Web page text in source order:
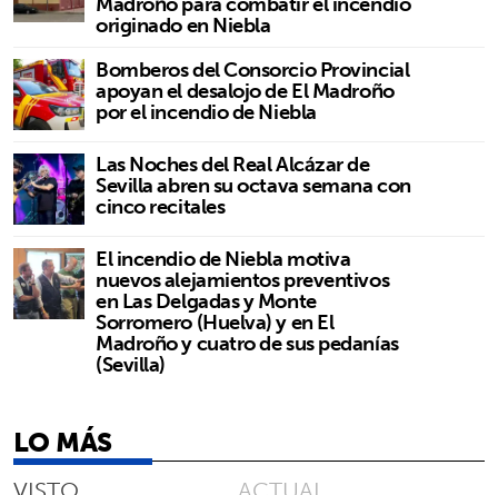
originado en Niebla
Bomberos del Consorcio Provincial
apoyan el desalojo de El Madroño
por el incendio de Niebla
Las Noches del Real Alcázar de
Sevilla abren su octava semana con
cinco recitales
El incendio de Niebla motiva
nuevos alejamientos preventivos
en Las Delgadas y Monte
Sorromero (Huelva) y en El
Madroño y cuatro de sus pedanías
(Sevilla)
LO MÁS